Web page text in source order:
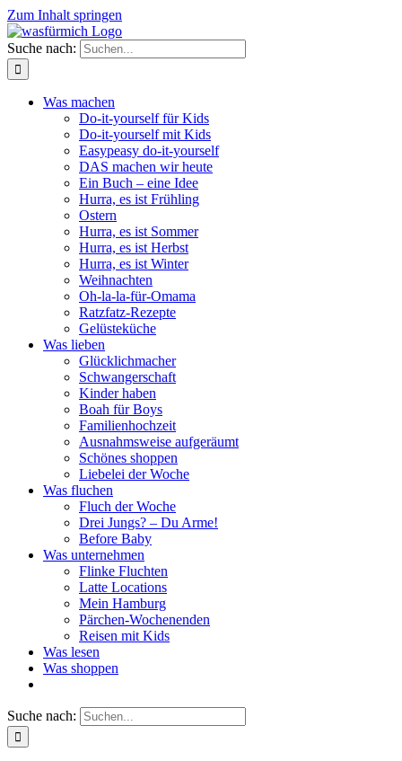
Zum Inhalt springen
Suche nach:
Was machen
Do-it-yourself für Kids
Do-it-yourself mit Kids
Easypeasy do-it-yourself
DAS machen wir heute
Ein Buch – eine Idee
Hurra, es ist Frühling
Ostern
Hurra, es ist Sommer
Hurra, es ist Herbst
Hurra, es ist Winter
Weihnachten
Oh-la-la-für-Omama
Ratzfatz-Rezepte
Gelüsteküche
Was lieben
Glücklichmacher
Schwangerschaft
Kinder haben
Boah für Boys
Familienhochzeit
Ausnahmsweise aufgeräumt
Schönes shoppen
Liebelei der Woche
Was fluchen
Fluch der Woche
Drei Jungs? – Du Arme!
Before Baby
Was unternehmen
Flinke Fluchten
Latte Locations
Mein Hamburg
Pärchen-Wochenenden
Reisen mit Kids
Was lesen
Was shoppen
Suche nach: